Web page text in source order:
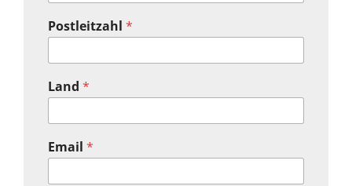
Postleitzahl *
Land *
Email *